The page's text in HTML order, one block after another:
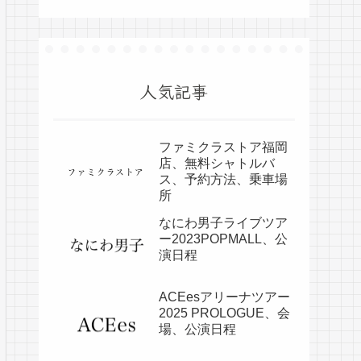
人気記事
ファミクラストア福岡
店、無料シャトルバ
ス、予約方法、乗車場
所
なにわ男子ライブツア
ー2023POPMALL、公
演日程
ACEesアリーナツアー
2025 PROLOGUE、会
場、公演日程